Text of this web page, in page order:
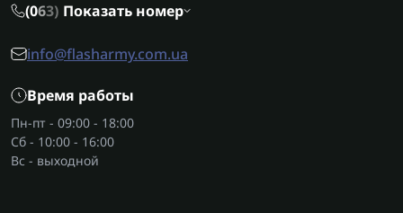
разных глубинах и, соответственно, повышать
используют для анализа состояния растений,
хозяйстве.
Наиболее передовые модели сотрудничают с
робототехникой
(063) Показать номер
info@flasharmy.com.ua
Время работы
Пн-пт - 09:00 - 18:00
Сб - 10:00 - 16:00
Вс - выходной